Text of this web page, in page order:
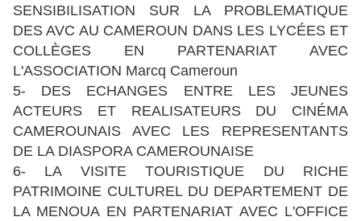
SENSIBILISATION SUR LA PROBLEMATIQUE
DES AVC AU CAMEROUN DANS LES LYCÉES ET
COLLÈGES EN PARTENARIAT AVEC
L'ASSOCIATION Marcq Cameroun
5- DES ECHANGES ENTRE LES JEUNES
ACTEURS ET REALISATEURS DU CINÉMA
CAMEROUNAIS AVEC LES REPRESENTANTS
DE LA DIASPORA CAMEROUNAISE
6- LA VISITE TOURISTIQUE DU RICHE
PATRIMOINE CULTUREL DU DEPARTEMENT DE
LA MENOUA EN PARTENARIAT AVEC L'OFFICE